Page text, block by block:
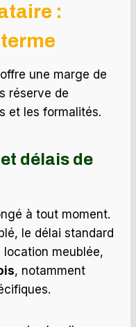
:
une marge de
réserve de
et les formalités.
délais de
à tout moment.
le délai standard
location meublée,
, notamment